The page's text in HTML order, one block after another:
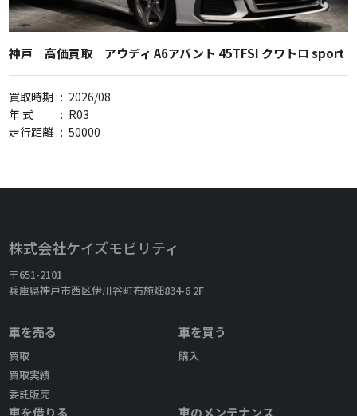
神戸 高価買取 アウディ A6アバント 45TFSI クワトロ sport
買取時期 : 2026/08
年 式
: R03
走行距離 : 50000
株式会社ケイズモビリティ
〒651-2101
兵庫県神戸市西区伊川谷町布施畑834-6 2F
車を売る
買取
買取実績
委託販売
車を買う
購入
車を借りる 車のメンテナンス